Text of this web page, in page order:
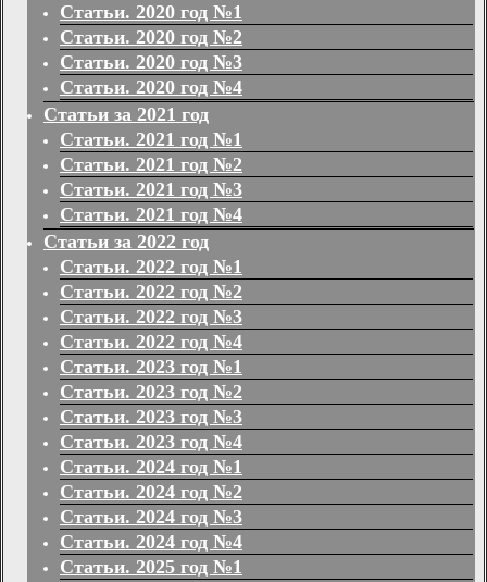
Статьи. 2020 год №1
Статьи. 2020 год №2
Статьи. 2020 год №3
Статьи. 2020 год №4
Статьи за 2021 год
Статьи. 2021 год №1
Статьи. 2021 год №2
Статьи. 2021 год №3
Статьи. 2021 год №4
Статьи за 2022 год
Статьи. 2022 год №1
Статьи. 2022 год №2
Статьи. 2022 год №3
Статьи. 2022 год №4
Статьи. 2023 год №1
Статьи. 2023 год №2
Статьи. 2023 год №3
Статьи. 2023 год №4
Статьи. 2024 год №1
Статьи. 2024 год №2
Статьи. 2024 год №3
Статьи. 2024 год №4
Статьи. 2025 год №1